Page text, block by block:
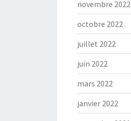
novembre 2022
octobre 2022
juillet 2022
juin 2022
mars 2022
janvier 2022